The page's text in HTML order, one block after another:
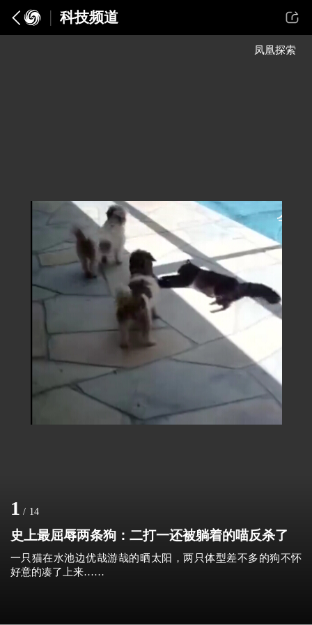
科技频道
凤凰探索
1 / 14
史上最屈辱两条狗：二打一还被躺着的喵反杀了
一只猫在水池边优哉游哉的晒太阳，两只体型差不多的狗不怀
好意的凑了上来……